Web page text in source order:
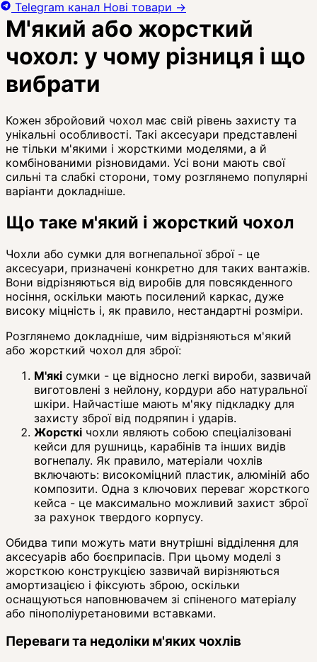
М'який або жорсткий
чохол: у чому різниця і що
вибрати
Кожен збройовий чохол має свій рівень захисту та
унікальні особливості. Такі аксесуари представлені
не тільки м'якими і жорсткими моделями, а й
комбінованими різновидами. Усі вони мають свої
сильні та слабкі сторони, тому розглянемо популярні
варіанти докладніше.
Що таке м'який і жорсткий чохол
Чохли або сумки для вогнепальної зброї - це
аксесуари, призначені конкретно для таких вантажів.
Вони відрізняються від виробів для повсякденного
носіння, оскільки мають посилений каркас, дуже
високу міцність і, як правило, нестандартні розміри.
Розглянемо докладніше, чим відрізняються м'який
або жорсткий чохол для зброї:
М'які сумки - це відносно легкі вироби, зазвичай
виготовлені з нейлону, кордури або натуральної
шкіри. Найчастіше мають м'яку підкладку для
захисту зброї від подряпин і ударів.
Жорсткі чохли являють собою спеціалізовані
кейси для рушниць, карабінів та інших видів
вогнепалу. Як правило, матеріали чохлів
включають: високоміцний пластик, алюміній або
композити. Одна з ключових переваг жорсткого
кейса - це максимально можливий захист зброї
за рахунок твердого корпусу.
Обидва типи можуть мати внутрішні відділення для
аксесуарів або боєприпасів. При цьому моделі з
жорсткою конструкцією зазвичай вирізняються
амортизацією і фіксують зброю, оскільки
оснащуються наповнювачем зі спіненого матеріалу
або пінополіуретановими вставками.
Переваги та недоліки м'яких чохлів
Telegram канал Нові товари →